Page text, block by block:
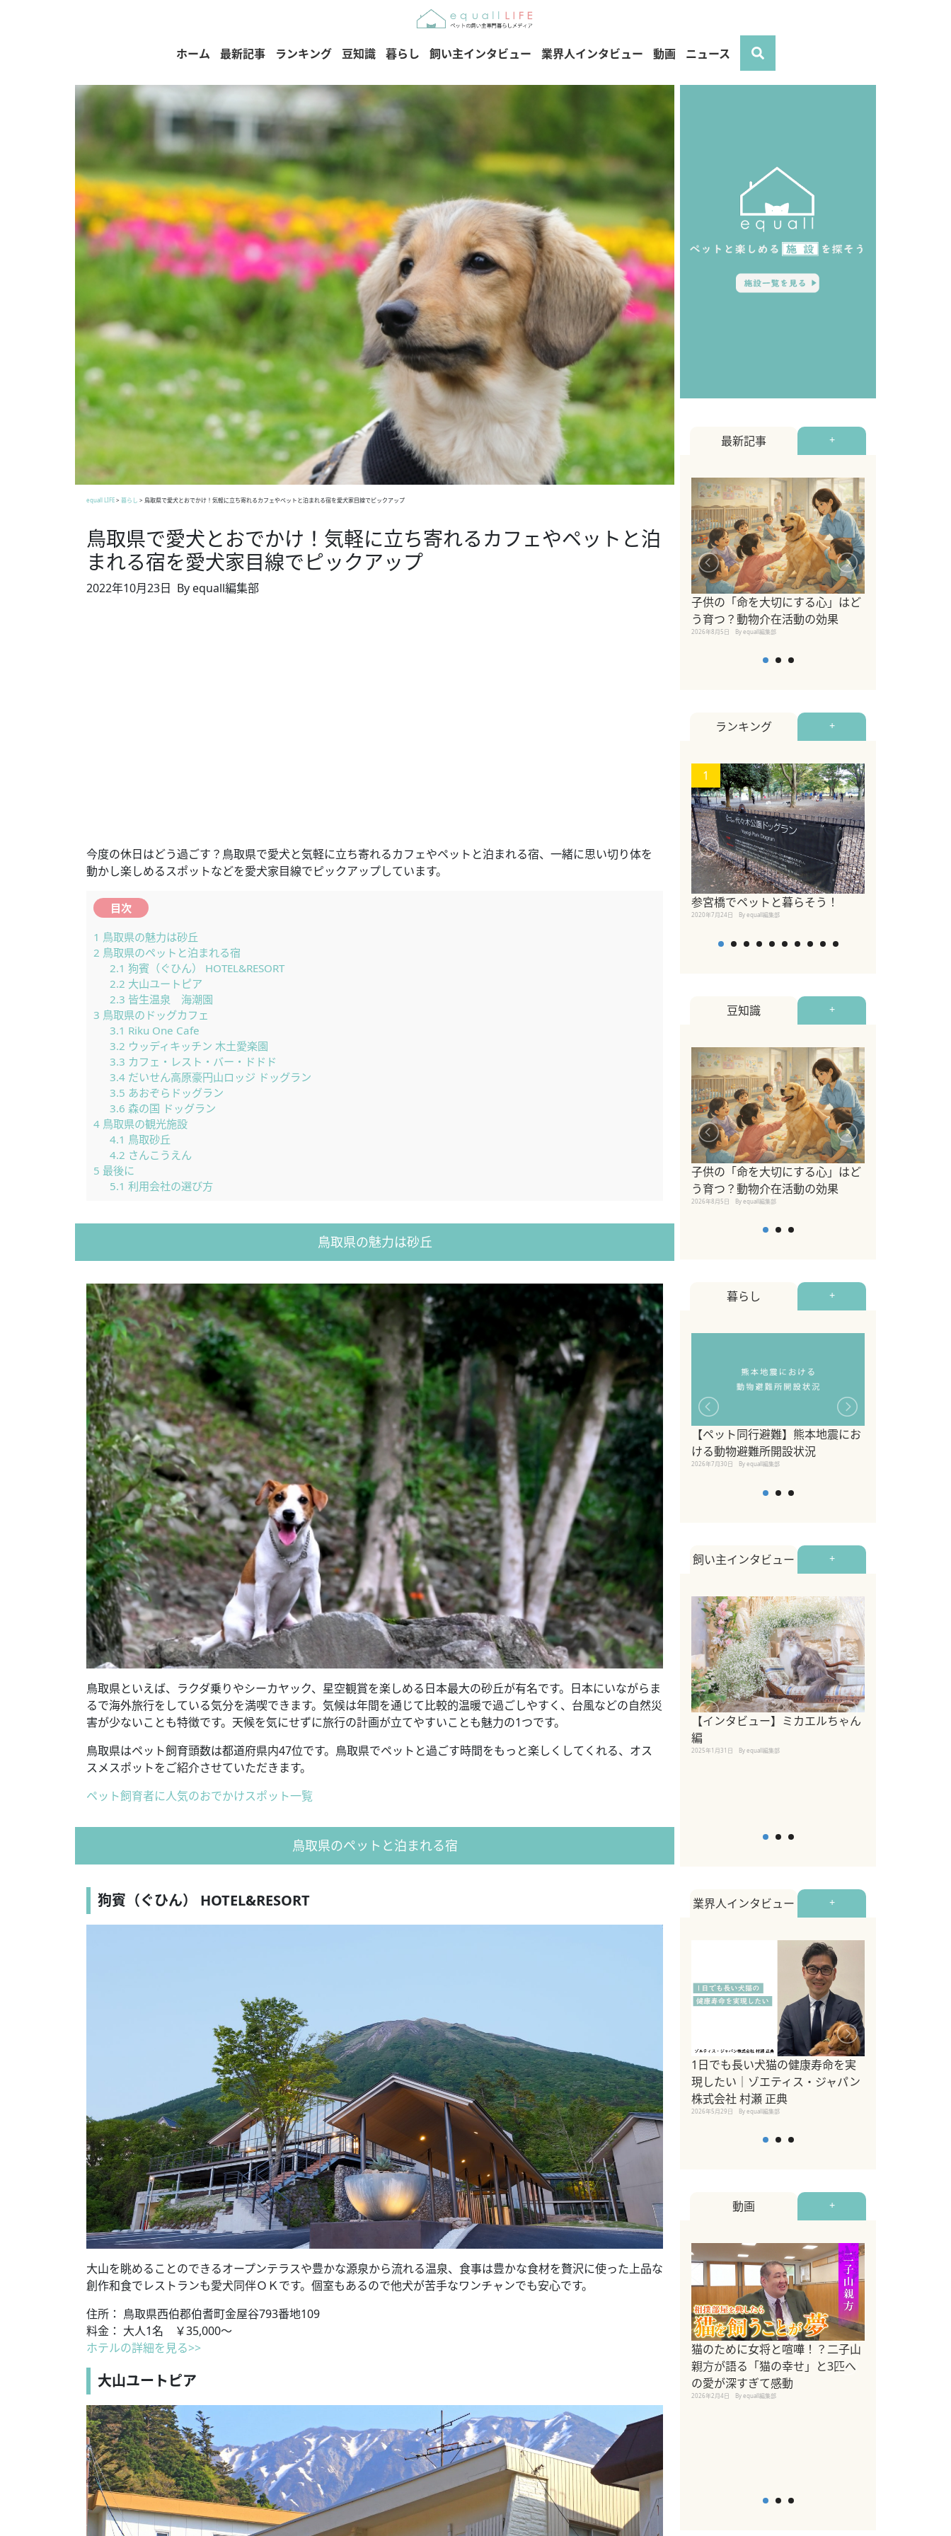
ホーム 最新記事 ランキング 豆知識 暮らし 飼い主インタビュー 業界人インタビュー 動画 ニュース
equall LIFE> 暮らし > 鳥取県で愛犬とおでかけ！気軽に立ち寄れるカフェやペットと泊まれる宿を愛犬家目線でピックアップ
鳥取県で愛犬とおでかけ！気軽に立ち寄れるカフェやペットと泊
まれる宿を愛犬家目線でピックアップ
2022年10月23日 By equall編集部
今度の休日はどう過ごす？鳥取県で愛犬と気軽に立ち寄れるカフェやペットと泊まれる宿、一緒に思い切り体を
動かし楽しめるスポットなどを愛犬家目線でピックアップしています。
目次
1 鳥取県の魅力は砂丘
2 鳥取県のペットと泊まれる宿
2.1 狗賓（ぐひん） HOTEL&RESORT
2.2 大山ユートピア
2.3 皆生温泉 海潮園
3 鳥取県のドッグカフェ
3.1 Riku One Cafe
3.2 ウッディキッチン 木土愛楽園
3.3 カフェ・レスト・バー・ドドド
3.4だいせん高原豪円山ロッジ ドッグラン
3.5 あおぞらドッグラン
3.6 森の国 ドッグラン
4 鳥取県の観光施設
4.1 鳥取砂丘
4.2 さんこうえん
5 最後に
5.1 利用会社の選び方
鳥取県の魅力は砂丘
鳥取県といえば、ラクダ乗りやシーカヤック、星空観賞を楽しめる日本最大の砂丘が有名です。日本にいながらま
るで海外旅行をしている気分を満喫できます。気候は年間を通じて比較的温暖で過ごしやすく、台風などの自然災
害が少ないことも特徴です。天候を気にせずに旅行の計画が立てやすいことも魅力の1つです。
鳥取県はペット飼育頭数は都道府県内47位です。鳥取県でペットと過ごす時間をもっと楽しくしてくれる、オス
スメスポットをご紹介させていただきます。
ペット飼育者に人気のおでかけスポット一覧
鳥取県のペットと泊まれる宿
狗賓（ぐひん） HOTEL&RESORT
大山を眺めることのできるオープンテラスや豊かな源泉から流れる温泉、食事は豊かな食材を贅沢に使った上品な
創作和食でレストランも愛犬同伴ＯＫです。個室もあるので他犬が苦手なワンチャンでも安心です。
住所： 鳥取県西伯郡伯耆町金屋谷793番地109
料金： 大人1名 ￥35,000～
ホテルの詳細を見る>>
大山ユートピア
最新記事 +
子供の「命を大切にする心」はど
う育つ？動物介在活動の効果
2026年8月5日 By equall編集部
ランキング +
1
参宮橋でペットと暮らそう！
2020年7月24日 By equall編集部
豆知識 +
子供の「命を大切にする心」はど
う育つ？動物介在活動の効果
2026年8月5日 By equall編集部
暮らし +
【ペット同行避難】熊本地震にお
ける動物避難所開設状況
2026年7月30日 By equall編集部
飼い主インタビュー +
【インタビュー】ミカエルちゃん
編
2025年1月31日 By equall編集部
業界人インタビュー +
1日でも長い犬猫の健康寿命を実
現したい｜ゾエティス・ジャパン
株式会社 村瀬 正典
2026年5月29日 By equall編集部
動画 +
猫のために女将と喧嘩！？二子山
親方が語る「猫の幸せ」と3匹へ
の愛が深すぎて感動
2026年2月4日 By equall編集部